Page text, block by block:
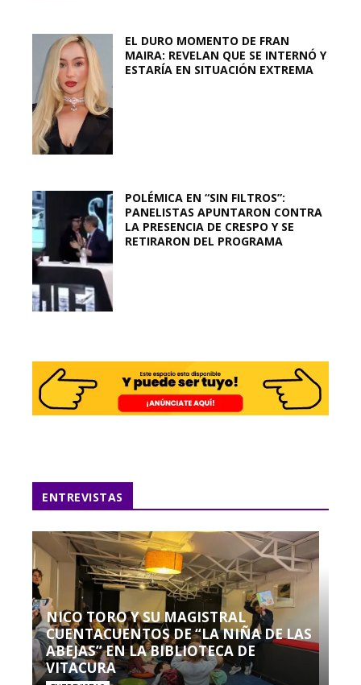
EL DURO MOMENTO DE FRAN
MAIRA: REVELAN QUE SE INTERNÓ Y
ESTARÍA EN SITUACIÓN EXTREMA
POLÉMICA EN “SIN FILTROS”:
PANELISTAS APUNTARON CONTRA
LA PRESENCIA DE CRESPO Y SE
RETIRARON DEL PROGRAMA
ENTREVISTAS
NICO TORO Y SU MAGISTRAL
CUENTACUENTOS DE “LA NIÑA DE LAS
ABEJAS” EN LA BIBLIOTECA DE
VITACURA